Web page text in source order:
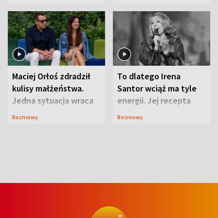
Maciej Orłoś zdradził
kulisy małżeństwa.
Jedna sytuacja wraca
jak bumerang
Rozmowy
To dlatego Irena
Santor wciąż ma tyle
energii. Jej recepta
jest zaskakująco
Rozmowy